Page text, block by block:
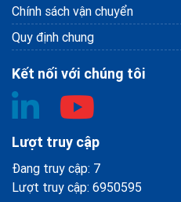
Chính sách vận chuyển
Quy định chung
Kết nối với chúng tôi
Lượt truy cập
Đang truy cập: 7
Lượt truy cập: 6950595